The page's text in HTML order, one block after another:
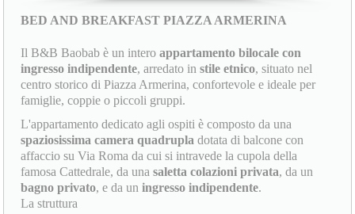
BED AND BREAKFAST PIAZZA ARMERINA
Il B&B Baobab è un interoappartamento bilocale con
ingresso indipendente, arredato instile etnico, situato nel
centro storico di Piazza Armerina, confortevole e ideale per
famiglie, coppie o piccoli gruppi.
L'appartamento dedicato agli ospiti è composto da una
spaziosissima camera quadrupla dotata di balcone con
affaccio su Via Roma da cui si intravede la cupola della
famosa Cattedrale, da unasaletta colazioni privata, da un
bagno privato, e da uningresso indipendente.
La struttura